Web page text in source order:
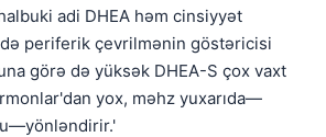
adi DHEA həm cinsiyyət
periferik çevrilmənin göstəricisi
görə də yüksək DHEA-S çox vaxt
yox, məhz yuxarıda—